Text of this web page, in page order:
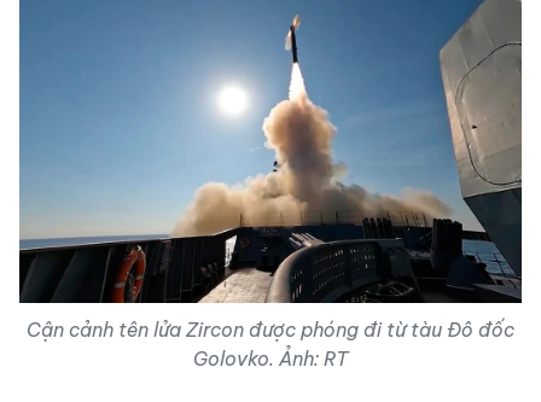
Cận cảnh tên lửa Zircon được phóng đi từ tàu Đô đốc
Golovko. Ảnh: RT